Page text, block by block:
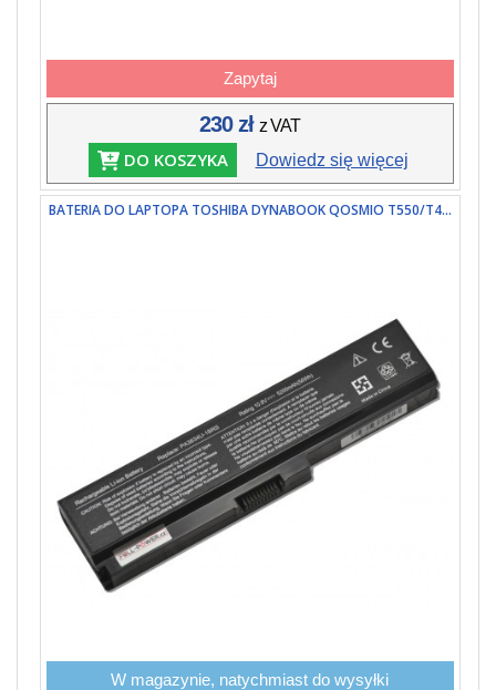
Zapytaj
230 złz VAT
DO KOSZYKA Dowiedz się więcej
BATERIA DO LAPTOPA TOSHIBA DYNABOOK QOSMIO T550/T4...
W magazynie, natychmiast do wysyłki